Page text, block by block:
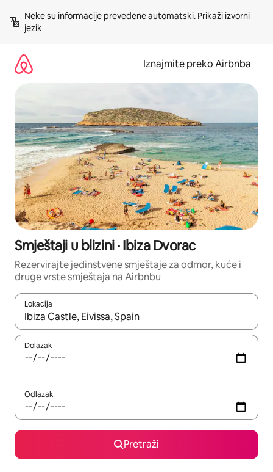
sadržaj
Neke su informacije prevedene automatski. Prikaži izvorni
jezik
Iznajmite preko Airbnba
Smještaji u blizini · Ibiza Dvorac
Rezervirajte jedinstvene smještaje za odmor, kuće i
druge vrste smještaja na Airbnbu
Lokacija
Kada budu dostupni rezultati, moći ćete ih pregledati
Dolazak
Odlazak
Pretraži